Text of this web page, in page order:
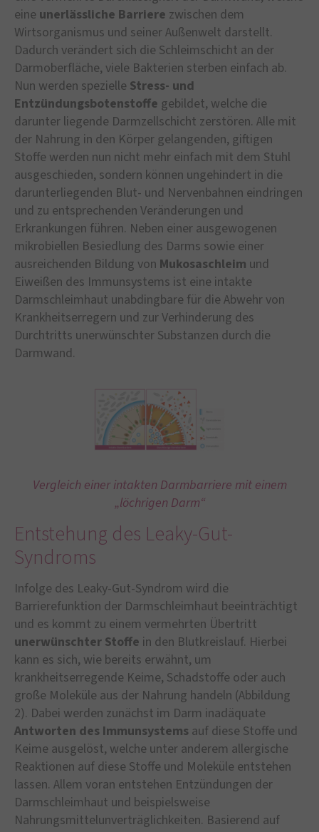
eine unerlässliche Barriere zwischen dem
Wirtsorganismus und seiner Außenwelt darstellt.
Dadurch verändert sich die Schleimschicht an der
Darmoberfläche, viele Bakterien sterben einfach ab.
Nun werden spezielle Stress- und
Entzündungsbotenstoffe gebildet, welche die
darunter liegende Darmzellschicht zerstören. Alle mit
der Nahrung in den Körper gelangenden, giftigen
Stoffe werden nun nicht mehr einfach mit dem Stuhl
ausgeschieden, sondern können ungehindert in die
darunterliegenden Blut- und Nervenbahnen eindringen
und zu entsprechenden Veränderungen und
Erkrankungen führen. Neben einer ausgewogenen
mikrobiellen Besiedlung des Darms sowie einer
ausreichenden Bildung von Mukosaschleim und
Eiweißen des Immunsystems ist eine intakte
Darmschleimhaut unabdingbare für die Abwehr von
Krankheitserregern und zur Verhinderung des
Durchtritts unerwünschter Substanzen durch die
Darmwand.
Vergleich einer intakten Darmbarriere mit einem
„löchrigen Darm“
Entstehung des Leaky-Gut-
Syndroms
Infolge des Leaky-Gut-Syndrom wird die
Barrierefunktion der Darmschleimhaut beeinträchtigt
und es kommt zu einem vermehrten Übertritt
unerwünschter Stoffe in den Blutkreislauf. Hierbei
kann es sich, wie bereits erwähnt, um
krankheitserregende Keime, Schadstoffe oder auch
große Moleküle aus der Nahrung handeln (Abbildung
2). Dabei werden zunächst im Darm inadäquate
Antworten des Immunsystems auf diese Stoffe und
Keime ausgelöst, welche unter anderem allergische
Reaktionen auf diese Stoffe und Moleküle entstehen
lassen. Allem voran entstehen Entzündungen der
Darmschleimhaut und beispielsweise
Nahrungsmittelunverträglichkeiten. Basierend auf